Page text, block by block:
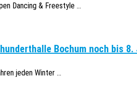
Dancing & Freestyle ...
Bochum noch bis
jeden Winter ...